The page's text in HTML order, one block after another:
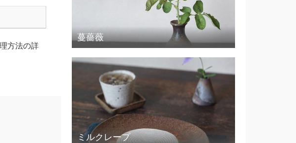
方法の詳
蔓薔薇
ミルクレープ